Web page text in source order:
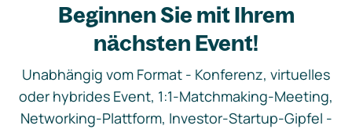
Beginnen Sie mit Ihrem
nächsten Event!
Unabhängig vom Format - Konferenz, virtuelles
oder hybrides Event, 1:1-Matchmaking-Meeting,
Networking-Plattform, Investor-Startup-Gipfel -